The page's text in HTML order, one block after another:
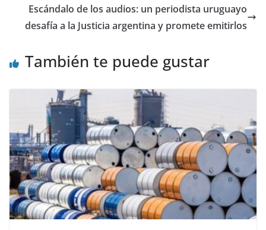
Escándalo de los audios: un periodista uruguayo
desafía a la Justicia argentina y promete emitirlos
También te puede gustar